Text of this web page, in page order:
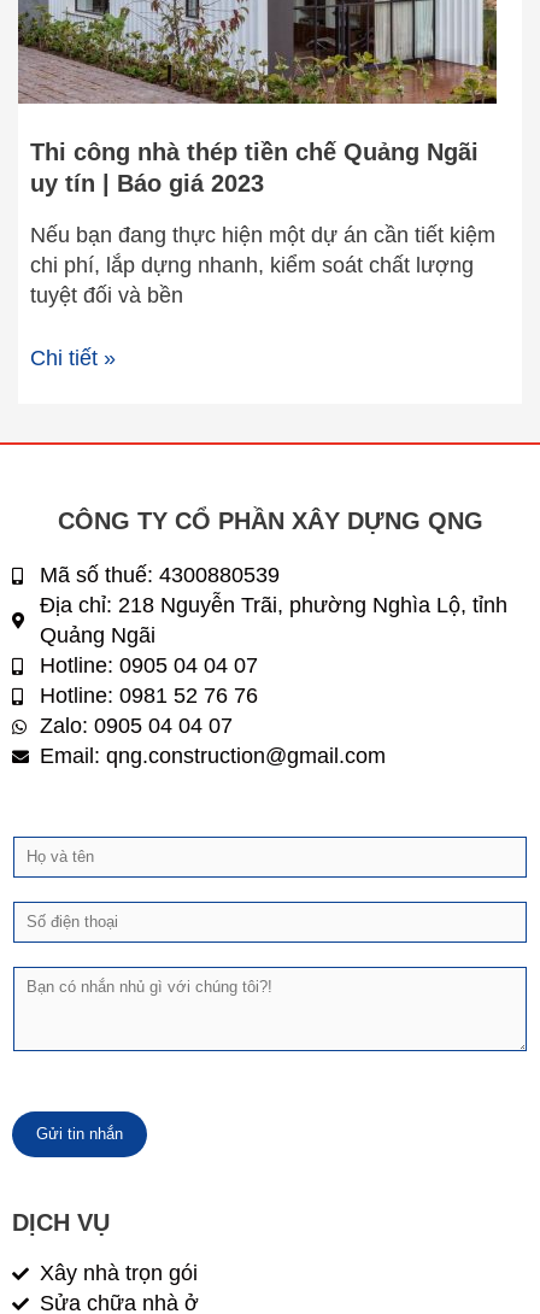
Thi công nhà thép tiền chế Quảng Ngãi
uy tín | Báo giá 2023
Nếu bạn đang thực hiện một dự án cần tiết kiệm
chi phí, lắp dựng nhanh, kiểm soát chất lượng
tuyệt đối và bền
uy
tín
|
Báo
giá
2023
Chi tiết »
CÔNG TY CỔ PHẦN XÂY DỰNG QNG
Mã số thuế: 4300880539
Địa chỉ: 218 Nguyễn Trãi, phường Nghìa Lộ, tỉnh
Quảng Ngãi
Hotline: 0905 04 04 07
Hotline: 0981 52 76 76
Zalo: 0905 04 04 07
Email: qng.construction@gmail.com
t
ê
o
*
n
n
Gửi tin nhắn
DỊCH VỤ
Xây nhà trọn gói
Sửa chữa nhà ở